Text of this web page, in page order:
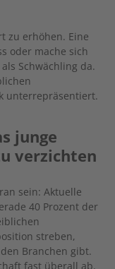
zu erhöhen. Eine
oder mache sich
Schwächling da.
unterrepräsentiert.
junge
verzichten
sein: Aktuelle
40 Prozent der
streben,
Branchen gibt.
fast überall ab.